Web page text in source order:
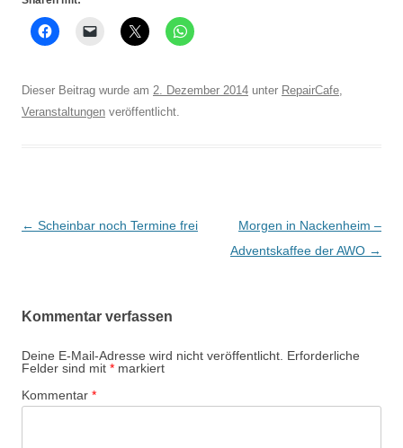
Dieser Beitrag wurde am 2. Dezember 2014 unter RepairCafe,
Veranstaltungen veröffentlicht.
Beitrags-
← Scheinbar noch Termine frei
Morgen in Nackenheim –
Adventskaffee der AWO →
Kommentar verfassen
Deine E-Mail-Adresse wird nicht veröffentlicht. Erforderliche
Felder sind mit * markiert
Kommentar *